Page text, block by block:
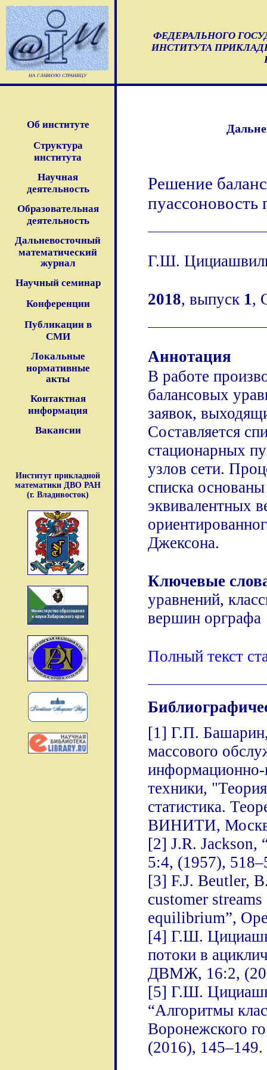
на главную страницу
ФЕДЕРАЛЬНОГО
ИНСТИТУТА
Об институте
Структура
института
Научная
деятельность
Образовательная
деятельность
Дальневосточный
математический
журнал
Научный семинар
Конференции
Публикации в
СМИ
Локальные
нормативные
акты
Контактная
информация
Вакансии
Институт прикладной
математики ДВО РАН
(г. Владивосток)
Решение
пуассоновость
Г.Ш.
2018, выпуск 1,
Аннотация
В работе
балансовых
заявок,
Составляется
стационарных
узлов сети.
списка
эквивалентных
Джексона.
Ключевые
уравнений,
вершин орграфа
Полный текст
[1] Г.П.
массового
информационно-
техники,
статистика.
ВИНИТИ,
[2] J.R. Jackson,
5:4, (1957),
[3] F.J. Beutler,
customer
equilibrium”,
[4] Г.Ш.
потоки в
ДВМЖ, 16:2,
[5] Г.Ш.
“Алгоритмы
Воронежского
(2016), 145–149.